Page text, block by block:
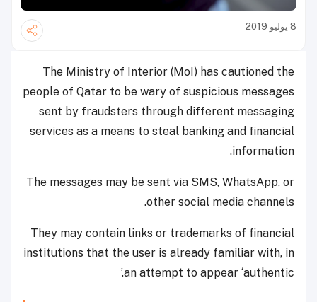
8 يوليو 2019
The Ministry of Interior (MoI) has cautioned the
people of Qatar to be wary of suspicious messages
sent by fraudsters through different messaging
services as a means to steal banking and financial
information.
The messages may be sent via SMS, WhatsApp, or
other social media channels.
They may contain links or trademarks of financial
institutions that the user is already familiar with, in
an attempt to appear ‘authentic.’